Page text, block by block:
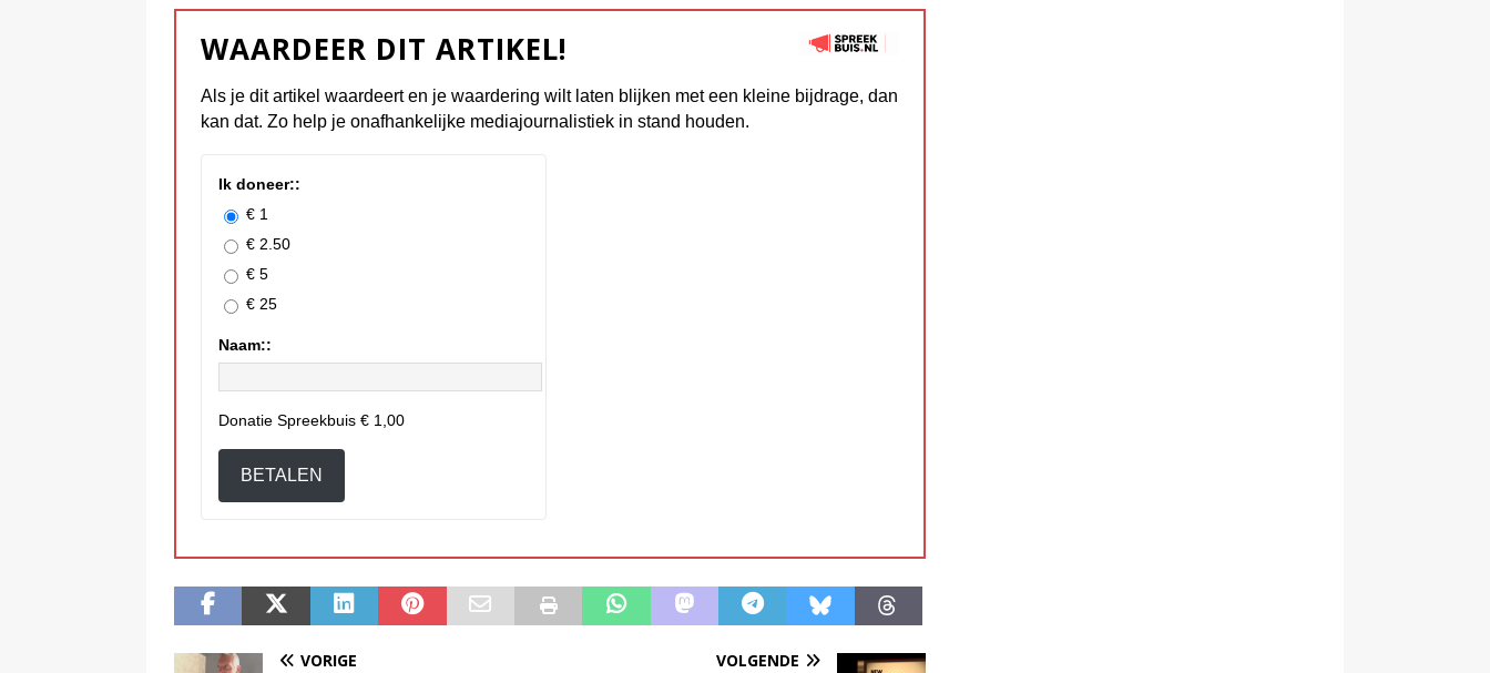
WAARDEER DIT ARTIKEL!
Als je dit artikel waardeert en je waardering wilt laten blijken met een kleine bijdrage, dan
kan dat. Zo help je onafhankelijke mediajournalistiek in stand houden.
Ik doneer::
€ 1
€ 2.50
€ 5
€ 25
Naam::
Donatie Spreekbuis € 1,00
BETALEN
VORIGE VOLGENDE